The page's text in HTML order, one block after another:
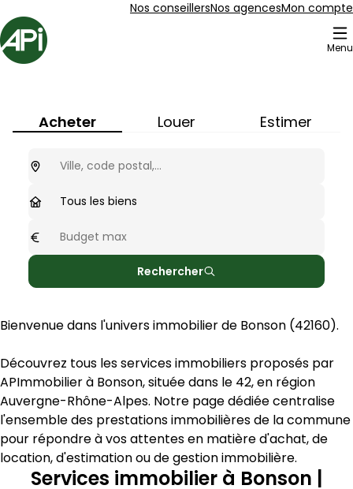
Nos conseillersNos agencesMon compte
Accueil
Menu
Acheter Louer Estimer
Tous les biens
Rechercher
Bienvenue dans l'univers immobilier de Bonson (42160).
APImmobilier à Bonson, située dans le 42
Auvergne-Rhône-Alpes. Notre page dédiée centralise
l'ensemble des prestations immobilières de la commune
pour répondre à vos attentes en matière d'achat, de
location, d'estimation ou de gestion immobilière.
Services immobilier à Bonson |